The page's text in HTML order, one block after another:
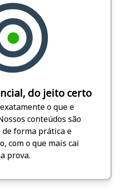
do jeito certo
o que e
conteúdos são
de forma prática e
com o que mais cai
prova.